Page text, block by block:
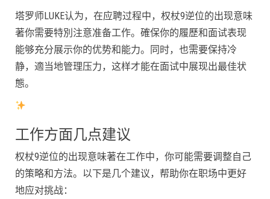
塔罗师LUKE认为，在应聘过程中，权杖9逆位的出现意味
著你需要特別注意准备工作。確保你的履歷和面试表现
能够充分展示你的优势和能力。同时，也需要保持冷
静，適当地管理压力，这样才能在面试中展现出最佳状
態。
工作方面几点建议
权杖9逆位的出现意味著在工作中，你可能需要调整自己
的策略和方法。以下是几个建议，帮助你在职场中更好
地应对挑战：